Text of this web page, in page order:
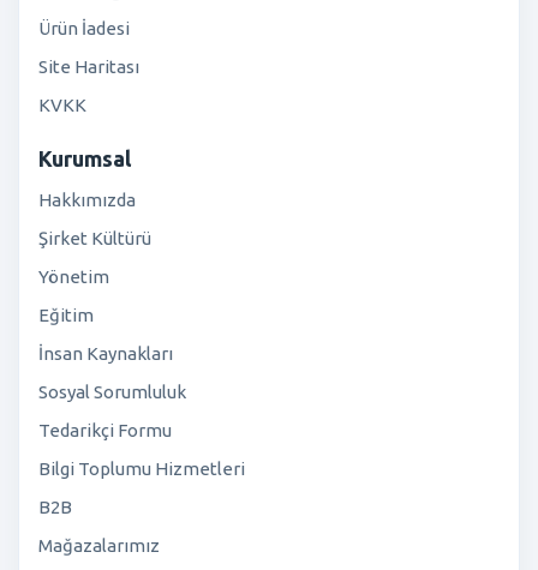
Ürün İadesi
Site Haritası
KVKK
Kurumsal
Hakkımızda
Şirket Kültürü
Yönetim
Eğitim
İnsan Kaynakları
Sosyal Sorumluluk
Tedarikçi Formu
Bilgi Toplumu Hizmetleri
B2B
Mağazalarımız